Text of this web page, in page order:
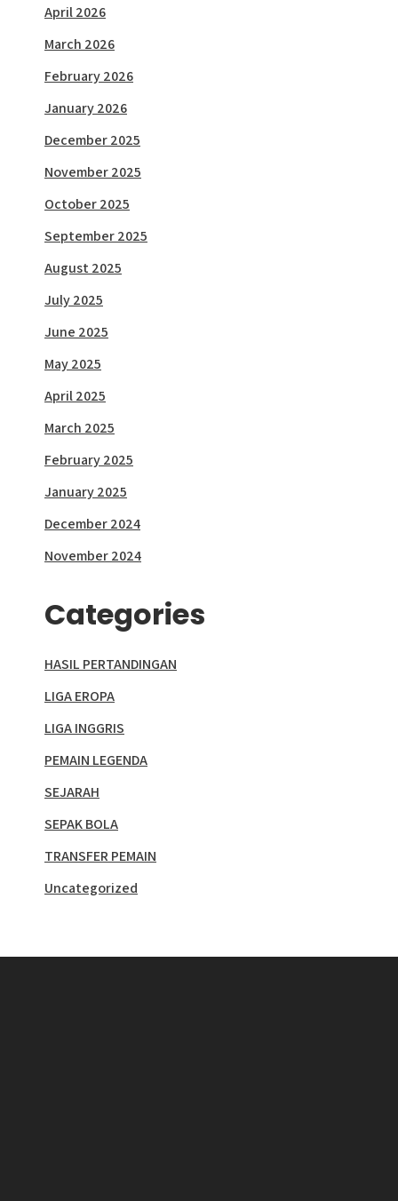
April 2026
March 2026
February 2026
January 2026
December 2025
November 2025
October 2025
September 2025
August 2025
July 2025
June 2025
May 2025
April 2025
March 2025
February 2025
January 2025
December 2024
November 2024
Categories
HASIL PERTANDINGAN
LIGA EROPA
LIGA INGGRIS
PEMAIN LEGENDA
SEJARAH
SEPAK BOLA
TRANSFER PEMAIN
Uncategorized